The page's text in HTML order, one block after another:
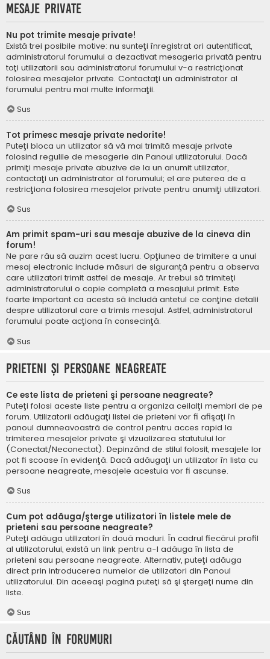
Mesaje private
Nu pot trimite mesaje private!
Există trei posibile motive: nu sunteţi înregistrat ori autentificat,
administratorul forumului a dezactivat mesageria privată pentru
toţi utilizatorii sau administratorul forumului v-a restricţionat
folosirea mesajelor private. Contactaţi un administrator al
forumului pentru mai multe informaţii.
Sus
Tot primesc mesaje private nedorite!
Puteţi bloca un utilizator să vă mai trimită mesaje private
folosind regulile de mesagerie din Panoul utilizatorului. Dacă
primiţi mesaje private abuzive de la un anumit utilizator,
contactaţi un administrator al forumului; el are puterea de a
restricţiona folosirea mesajelor private pentru anumiţi utilizatori.
Sus
Am primit spam-uri sau mesaje abuzive de la cineva din
forum!
Ne pare rău să auzim acest lucru. Opţiunea de trimitere a unui
mesaj electronic include măsuri de siguranţă pentru a observa
care utilizatori trimit astfel de mesaje. Ar trebui să trimiteţi
administratorului o copie completă a mesajului primit. Este
foarte important ca acesta să includă antetul ce conţine detalii
despre utilizatorul care a trimis mesajul. Astfel, administratorul
forumului poate acţiona în consecinţă.
Sus
Prieteni şi persoane neagreate
Ce este lista de prieteni şi persoane neagreate?
Puteţi folosi aceste liste pentru a organiza ceilalţi membri de pe
forum. Utilizatorii adăugaţi listei de prieteni vor fi afişaţi în
panoul dumneavoastră de control pentru acces rapid la
trimiterea mesajelor private şi vizualizarea statutului lor
(Conectat/Neconectat). Depinzând de stilul folosit, mesajele lor
pot fi scoase în evidenţă. Dacă adăugaţi un utilizator în lista cu
persoane neagreate, mesajele acestuia vor fi ascunse.
Sus
Cum pot adăuga/şterge utilizatori în listele mele de
prieteni sau persoane neagreate?
Puteţi adăuga utilizatori în două moduri. În cadrul fiecărui profil
al utilizatorului, există un link pentru a-l adăuga în lista de
prieteni sau persoane neagreate. Alternativ, puteţi adăuga
direct prin introducerea numelor de utilizatori din Panoul
utilizatorului. Din aceeaşi pagină puteţi să şi ştergeţi nume din
liste.
Sus
Căutând în forumuri